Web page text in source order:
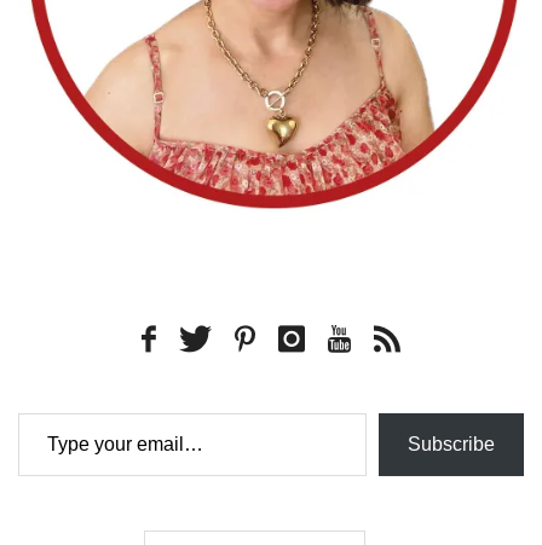
Type your email…
Subscribe